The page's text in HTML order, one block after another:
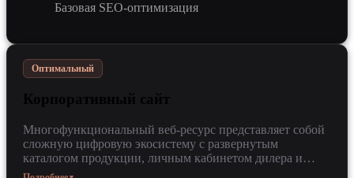
Базовая SEO-оптимизация
Оптимальный
Корпоративный сайт
Многофункциональный веб-ресурс представляет собой
сложную цифровую экосистему с развернутым
каталогом продукции, личным кабинетом дилера и
встроенным блогом для продвижения экспертизы.